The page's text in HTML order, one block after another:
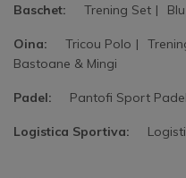
Baschet: Trening Set
Oina: Tricou Polo
Bastoane & Mingi
Padel: Pantofi Sport Padel
Logistica Sportiva: